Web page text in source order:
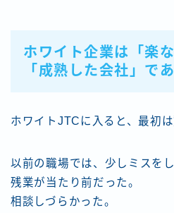
ホワイト企業は「楽
「成熟した会社」で
ホワイトJTCに入ると、最初
以前の職場では、少しミスを
残業が当たり前だった。
相談しづらかった。